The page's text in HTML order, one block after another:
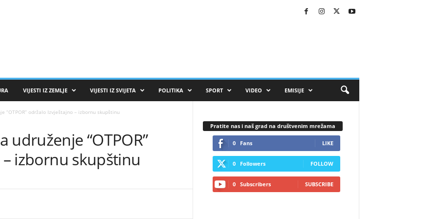
VIJESTI IZ ZEMLJE VIJESTI IZ SVIJETA POLITIKA SPORT VIDEO EMISIJE
“OTPOR” održalo Izvještajno – izbornu skupštinu
udruženje “OTPOR”
izbornu skupštinu
Pratite nas i naš grad na društvenim mrežama
0 Fans LIKE
0 Followers FOLLOW
0 Subscribers SUBSCRIBE